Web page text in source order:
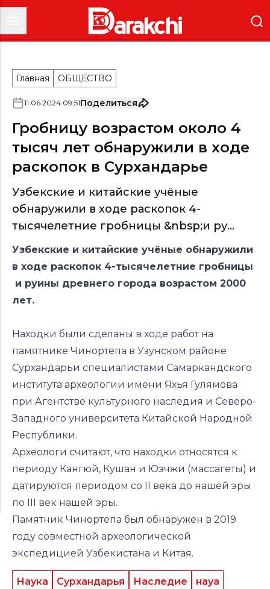
Главная ОБЩЕСТВО
11.06.2024 09:51Поделиться
Гробницу возрастом около 4
тысяч лет обнаружили в ходе
раскопок в Сурхандарье
Узбекские и китайские учёные
обнаружили в ходе раскопок 4-
тысячелетние гробницы &nbsp;и ру...
Узбекские и китайские учёные обнаружили
в ходе раскопок 4-тысячелетние гробницы
и руины древнего города возрастом 2000
лет.
Находки были сделаны в ходе работ на
памятнике Чинортепа в Узунском районе
Сурхандарьи специалистами Самаркандского
института археологии имени Яхья Гулямова
при Агентстве культурного наследия и Северо-
Западного университета Китайской Народной
Республики.
Археологи считают, что находки относятся к
периоду Кангюй, Кушан и Юэчжи (массагеты) и
датируются периодом со II века до нашей эры
по III век нашей эры.
Памятник Чинортепа был обнаружен в 2019
году совместной археологической
экспедицией Узбекистана и Китая.
Наука Сурхандарья Наследие науа